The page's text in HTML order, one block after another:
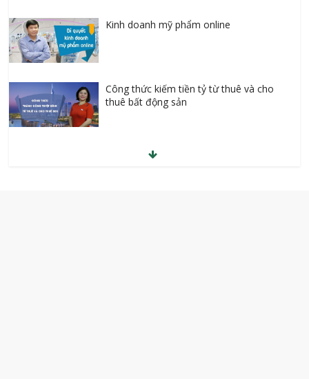
Kinh doanh mỹ phẩm online
Công thức kiếm tiền tỷ từ thuê và cho
thuê bất động sản
Kiếm tiền online với Clickbank